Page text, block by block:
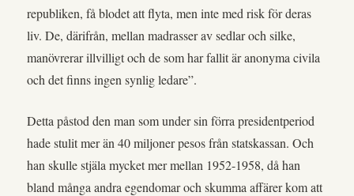
republiken, få blodet att flyta, men inte med risk för deras
liv. De, därifrån, mellan madrasser av sedlar och silke,
manövrerar illvilligt och de som har fallit är anonyma civila
och det finns ingen synlig ledare”.
Detta påstod den man som under sin förra presidentperiod
hade stulit mer än 40 miljoner pesos från statskassan. Och
han skulle stjäla mycket mer mellan 1952-1958, då han
bland många andra egendomar och skumma affärer kom att